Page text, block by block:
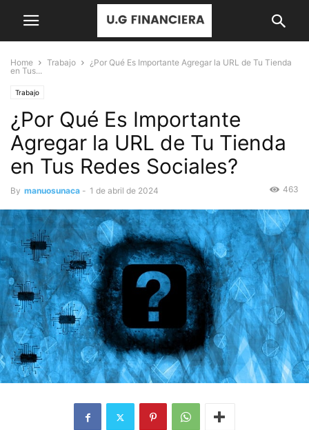
Home Trabajo
¿Por Qué Es Importante Agregar la URL de Tu Tienda
en Tus...
Trabajo
¿Por Qué Es Importante
Agregar la URL de Tu Tienda
en Tus Redes Sociales?
By manuosunaca - 1 de abril de 2024 463